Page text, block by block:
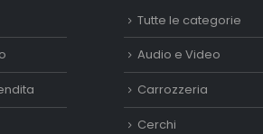
Tutte le categorie
Audio e Video
Carrozzeria
Cerchi